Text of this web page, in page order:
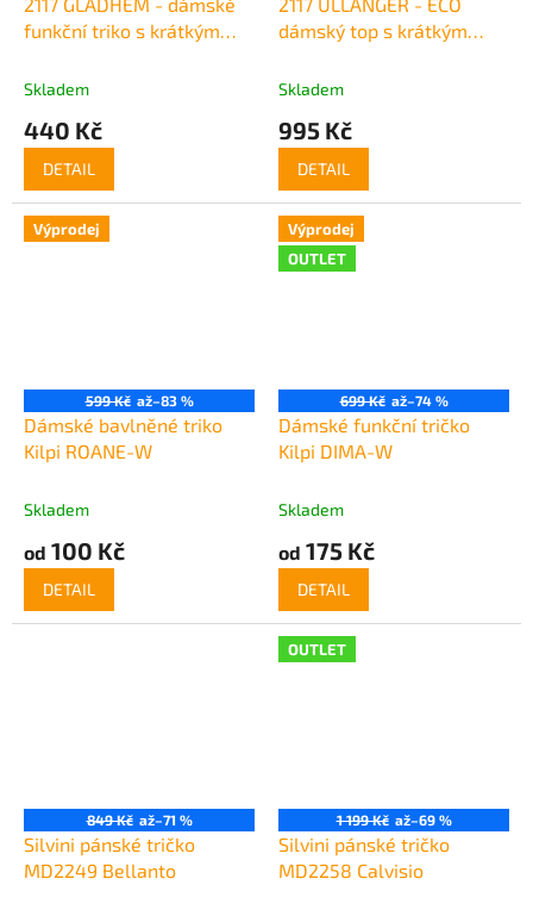
funkční triko s krátkým
Skladem
440 Kč
DETAIL
dámský top s krátkým
Skladem
995 Kč
DETAIL
Výprodej
599 Kč až–83 %
Dámské bavlněné triko
Kilpi ROANE-W
Skladem
od 100 Kč
DETAIL
Výprodej
OUTLET
699 Kč až–74 %
Dámské funkční tričko
Kilpi DIMA-W
Skladem
od 175 Kč
DETAIL
849 Kč až–71 %
Silvini pánské tričko
MD2249 Bellanto
OUTLET
1 199 Kč až–69 %
Silvini pánské tričko
MD2258 Calvisio